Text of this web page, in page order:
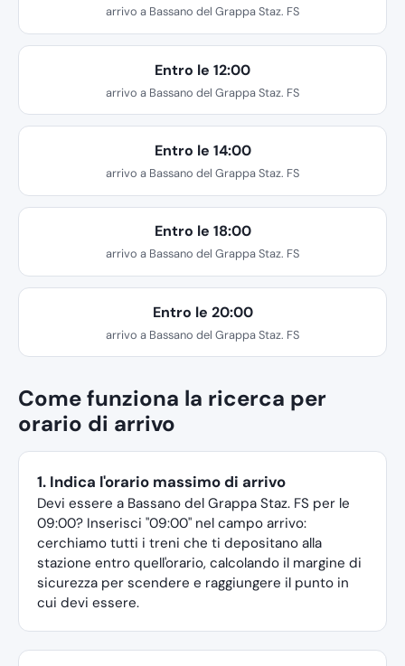
arrivo a Bassano del Grappa Staz. FS
Entro le 12:00
arrivo a Bassano del Grappa Staz. FS
Entro le 14:00
arrivo a Bassano del Grappa Staz. FS
Entro le 18:00
arrivo a Bassano del Grappa Staz. FS
Entro le 20:00
arrivo a Bassano del Grappa Staz. FS
Come funziona la ricerca per
orario di arrivo
1. Indica l'orario massimo di arrivo
Devi essere a Bassano del Grappa Staz. FS per le
09:00? Inserisci "09:00" nel campo arrivo:
cerchiamo tutti i treni che ti depositano alla
stazione entro quell'orario, calcolando il margine di
sicurezza per scendere e raggiungere il punto in
cui devi essere.